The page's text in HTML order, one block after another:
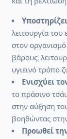
λειτουργία
στον
βάρους,
υγιεινό τρόπο
Ενισχύει
το πράσινο
στην αύξηση
βοηθώντας
Προωθεί